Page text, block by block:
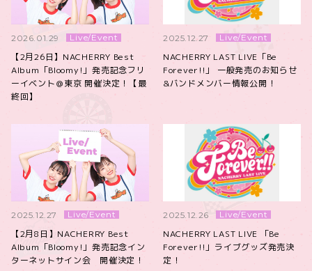
2026.01.29 Live/Event
【2月26日】NACHERRY Best
Album「Bloomy!」発売記念フリ
ーイベント＠東京 開催決定！【最
終回】
2025.12.27 Live/Event
NACHERRY LAST LIVE「Be
Forever!!」 一般発売のお知らせ
&バンドメンバー情報公開！
2025.12.27 Live/Event
【2月8日】NACHERRY Best
Album「Bloomy!」発売記念イン
ターネットサイン会 開催決定！
2025.12.26 Live/Event
NACHERRY LAST LIVE 「Be
Forever!!」ライブグッズ発売決
定！